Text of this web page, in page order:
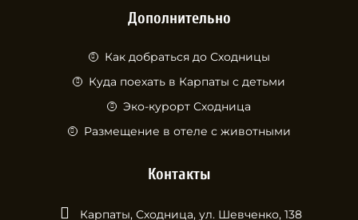
Контакты
Карпаты, Сходница, ул. Шевченко, 138
Дополнительно
Как добраться до Сходницы
Куда поехать в Карпаты с детьми
Эко-курорт Сходница
Размещение в отеле с животными